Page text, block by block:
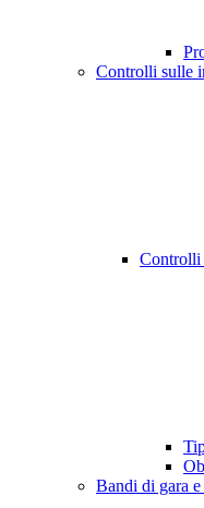
Controlli sulle
Controlli
Bandi di gara